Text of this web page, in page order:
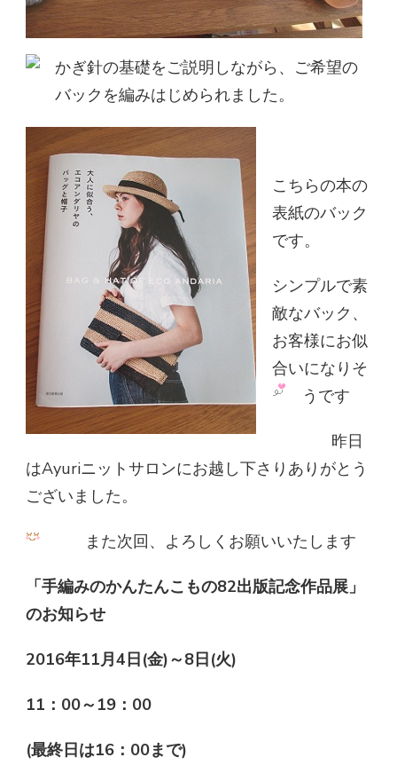
かぎ針の基礎をご説明しながら、ご希望の
バックを編みはじめられました。
こちらの本の
表紙のバック
です。
シンプルで素
敵なバック、
お客様にお似
合いになりそ
うです
昨日
はAyuriニットサロンにお越し下さりありがとう
ございました。
また次回、よろしくお願いいたします
「手編みのかんたんこもの82出版記念作品展」
のお知らせ
​2016年11月4日(金)～8日(火)
11：00～19：00
(最終日は16：00まで)